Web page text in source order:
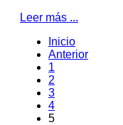
Leer más ...
Inicio
Anterior
1
2
3
4
5